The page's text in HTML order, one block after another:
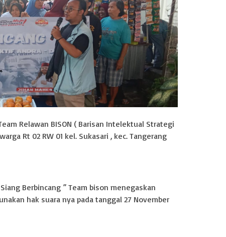
Relawan BISON ( Barisan Intelektual Strategi
Rt 02 RW 01 kel. Sukasari , kec. Tangerang
Berbincang ” Team bison menegaskan
hak suara nya pada tanggal 27 November